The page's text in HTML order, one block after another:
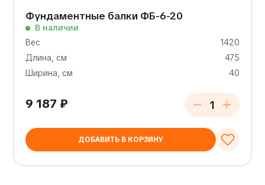
Фундаментные балки ФБ-6-20
В наличии
Вес
1420
Длина, см
475
Ширина, см
40
9 187 ₽
ДОБАВИТЬ В КОРЗИНУ